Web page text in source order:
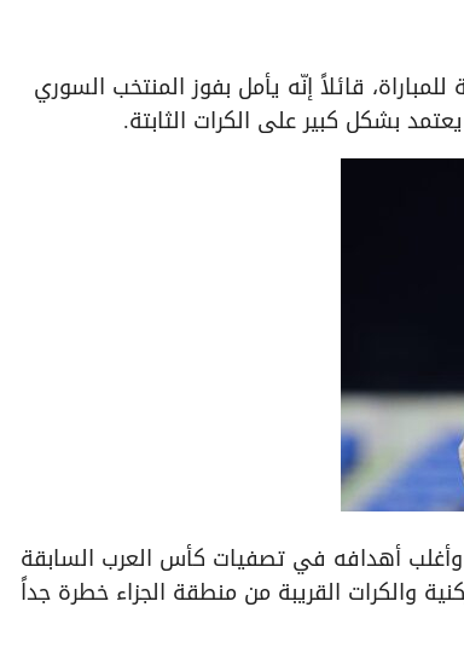
قائلاً إنّه يأمل بفوز المنتخب السوري
بشكل كبير على الكرات الثابتة.
وأغلب أهدافه في تصفيات كأس العرب السابقة
والكرات القريبة من منطقة الجزاء خطرة جداً